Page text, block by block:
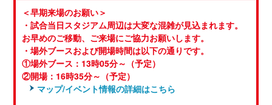
＜早期来場のお願い＞
・試合当日スタジアム周辺は大変な混雑が見込まれます。
お早めのご移動、ご来場にご協力お願いします。
・場外ブースおよび開場時間は以下の通りです。
①場外ブース：13時05分～（予定）
②開場：16時35分～（予定）
マップ/イベント情報の詳細はこちら